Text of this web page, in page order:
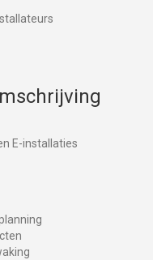
E-installaties